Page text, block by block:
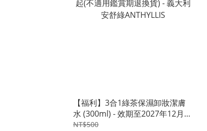
【福利】3合1綠茶保濕卸妝潔膚
水 (300ml) - 效期至2027年12月起
(不適用鑑賞期退換貨) - 義大利 安
NT$500